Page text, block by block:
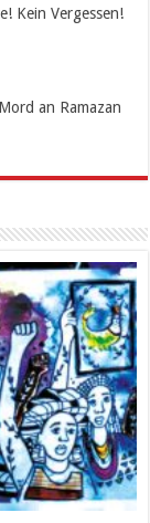
Kein Vergessen!
an Ramazan